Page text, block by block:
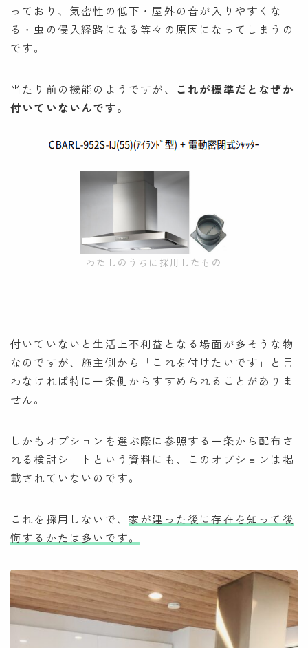
っており、気密性の低下・屋外の音が入りやすくな
る・虫の侵入経路になる等々の原因になってしまうの
です。
当たり前の機能のようですが、 これが標準だとなぜか
付いていないんです。
わたしのうちに採用したもの
付いていないと生活上不利益となる場面が多そうな物
なのですが、施主側から「これを付けたいです」と言
わなければ特に一条側からすすめられることがありま
せん。
しかもオプションを選ぶ際に参照する一条から配布さ
れる検討シートという資料にも、このオプションは掲
載されていないのです。
これを採用しないで、 家が建った後に存在を知って後
悔するかたは多いです。